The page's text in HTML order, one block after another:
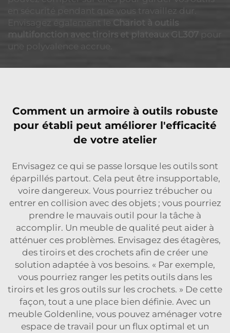
en sécurité pendant que vous travaillez dur.
Envisagez également le Chariot à outils
multifonction avec tiroirs et plateaux GL307 pour
une polyvalence accrue.
Comment un armoire à outils robuste
pour établi peut améliorer l'efficacité
de votre atelier
Envisagez ce qui se passe lorsque les outils sont
éparpillés partout. Cela peut être insupportable,
voire dangereux. Vous pourriez trébucher ou
entrer en collision avec des objets ; vous pourriez
prendre le mauvais outil pour la tâche à
accomplir. Un meuble de qualité peut aider à
atténuer ces problèmes. Envisagez des étagères,
des tiroirs et des crochets afin de créer une
solution adaptée à vos besoins. « Par exemple,
vous pourriez ranger les petits outils dans les
tiroirs et les gros outils sur les crochets. » De cette
façon, tout a une place bien définie. Avec un
meuble Goldenline, vous pouvez aménager votre
espace de travail pour un flux optimal et un